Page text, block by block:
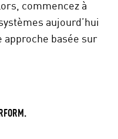
commencez à
aujourd’hui
approche basée sur